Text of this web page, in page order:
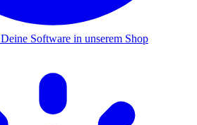
Deine Software in unserem Shop